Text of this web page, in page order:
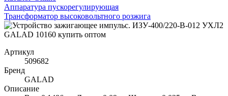
Аппаратура пускорегулирующая
Трансформатор высоковольтного розжига
Артикул
509682
Бренд
GALAD
Описание